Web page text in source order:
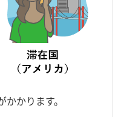
かります。